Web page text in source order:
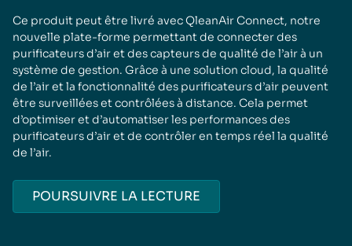
Ce produit peut être livré avec QleanAir Connect, notre
nouvelle plate-forme permettant de connecter des
purificateurs d’air et des capteurs de qualité de l’air à un
système de gestion. Grâce à une solution cloud, la qualité
de l’air et la fonctionnalité des purificateurs d’air peuvent
être surveillées et contrôlées à distance. Cela permet
d’optimiser et d’automatiser les performances des
purificateurs d’air et de contrôler en temps réel la qualité
de l’air.
POURSUIVRE LA LECTURE